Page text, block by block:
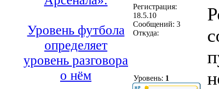
Уровень футбола
определяет
уровень разговора
о нём
Регистрация:
18.5.10
Сообщений: 3
Откуда:
Уровень: 1